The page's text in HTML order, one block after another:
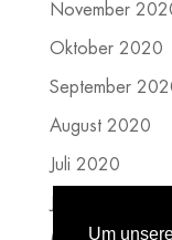
November
Oktober 2020
September
August 2020
Juli 2020
Um